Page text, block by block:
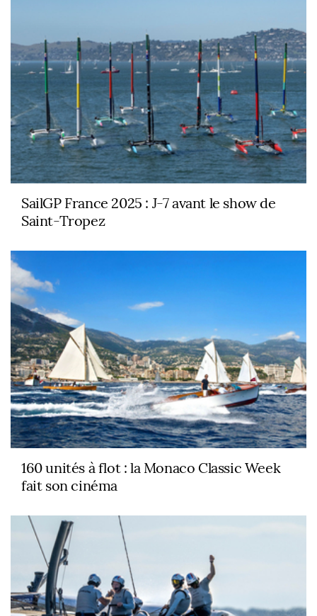
SailGP France 2025 : J-7 avant le show de
Saint-Tropez
160 unités à flot : la Monaco Classic Week
fait son cinéma